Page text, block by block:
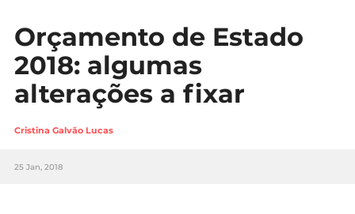
Carreira
Casa
Lifestyle
Sociedade
Orçamento de Estado
2018: algumas
alterações a fixar
Cristina Galvão Lucas
25 Jan, 2018